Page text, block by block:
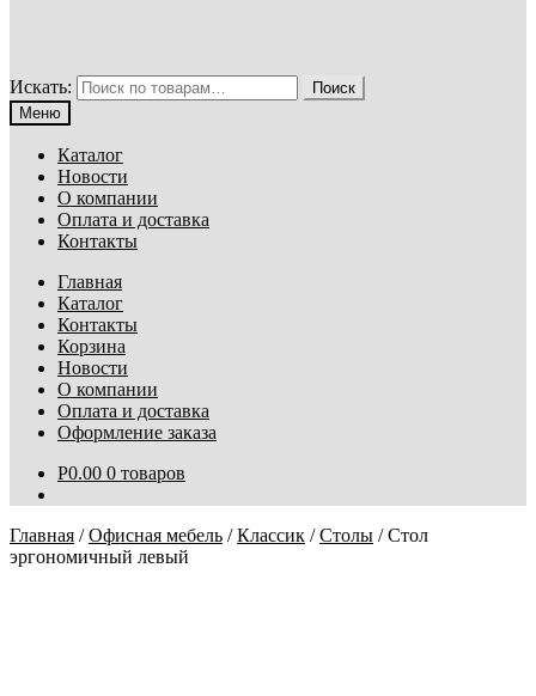
Искать:
Поиск
Меню
Каталог
Новости
О компании
Оплата и доставка
Контакты
Главная
Каталог
Контакты
Корзина
Новости
О компании
Оплата и доставка
Оформление заказа
Р0.00 0 товаров
Главная /Офисная мебель /Классик /Столы /Стол
эргономичный левый